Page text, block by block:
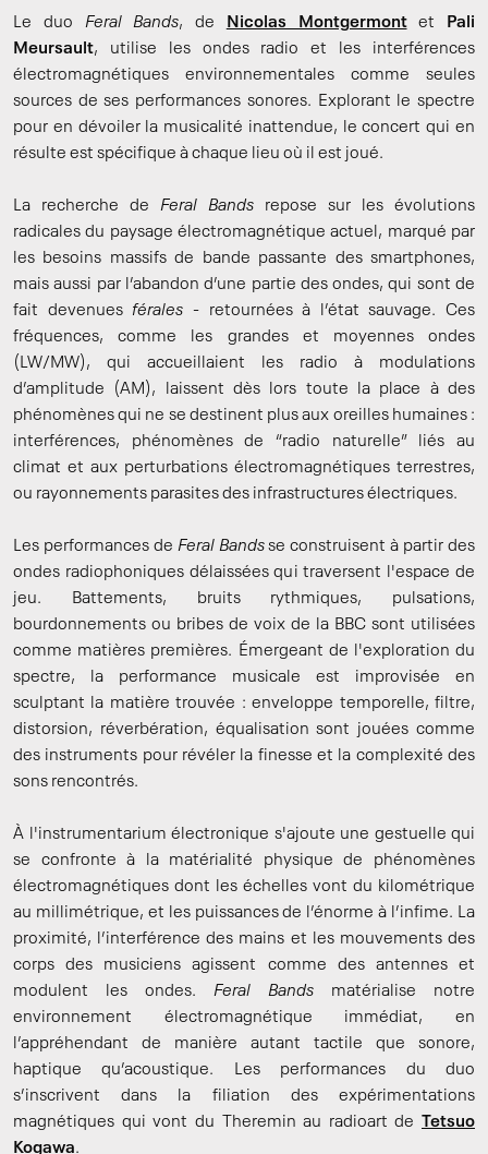
Le duo Feral Bands, de Nicolas Montgermontet
Pali
Meursault, utilise les ondes radio et les interférences
électromagnétiques environnementales comme seules
sources de ses performances sonores. Explorant le spectre
pour en dévoiler la musicalité inattendue, le concert qui en
résulte est spécifique à chaque lieu où il est joué.
La recherche de Feral Bands repose sur les évolutions
radicales du paysage électromagnétique actuel, marqué par
les besoins massifs de bande passante des smartphones,
mais aussi par l’abandon d’une partie des ondes, qui sont de
fait devenues férales - retournées à l’état sauvage. Ces
fréquences, comme les grandes et moyennes ondes
(LW/MW), qui accueillaient les radio à modulations
d’amplitude (AM), laissent dès lors toute la place à des
phénomènes qui ne se destinent plus aux oreilles humaines :
interférences, phénomènes de “radio naturelle” liés au
climat et aux perturbations électromagnétiques terrestres,
ou rayonnements parasites des infrastructures électriques.
Les performances de Feral Bandsse construisent à partir des
ondes radiophoniques délaissées qui traversent l'espace de
jeu. Battements, bruits rythmiques, pulsations,
bourdonnements ou bribes de voix de la BBC sont utilisées
comme matières premières. Émergeant de l'exploration du
spectre, la performance musicale est improvisée en
sculptant la matière trouvée : enveloppe temporelle, filtre,
distorsion, réverbération, équalisation sont jouées comme
des instruments pour révéler la finesse et la complexité des
sons rencontrés.
À l'instrumentarium électronique s'ajoute une gestuelle qui
se confronte à la matérialité physique de phénomènes
électromagnétiques dont les échelles vont du kilométrique
au millimétrique, et les puissances de l’énorme à l’infime. La
proximité, l’interférence des mains et les mouvements des
corps des musiciens agissent comme des antennes et
modulent les ondes. Feral Bands matérialise notre
environnement électromagnétique immédiat, en
l’appréhendant de manière autant tactile que sonore,
haptique qu’acoustique. Les performances du duo
s’inscrivent dans la filiation des expérimentations
magnétiques qui vont du Theremin au radioart de Tetsuo
Kogawa.